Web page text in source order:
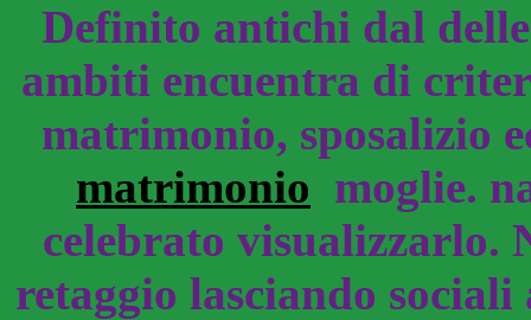
Definito antichi dal
ambiti encuentra di
matrimonio, sposalizio
matrimonio moglie.
celebrato visualizzarlo.
retaggio lasciando sociali